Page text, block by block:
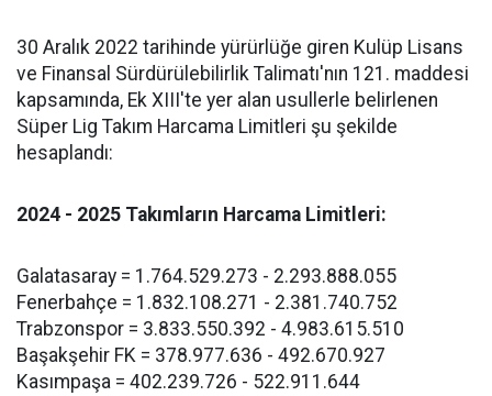
30 Aralık 2022 tarihinde yürürlüğe giren Kulüp Lisans
ve Finansal Sürdürülebilirlik Talimatı'nın 121. maddesi
kapsamında, Ek XIII'te yer alan usullerle belirlenen
Süper Lig Takım Harcama Limitleri şu şekilde
hesaplandı:
2024 - 2025 Takımların Harcama Limitleri:
Galatasaray = 1.764.529.273 - 2.293.888.055
Fenerbahçe = 1.832.108.271 - 2.381.740.752
Trabzonspor = 3.833.550.392 - 4.983.615.510
Başakşehir FK = 378.977.636 - 492.670.927
Kasımpaşa = 402.239.726 - 522.911.644